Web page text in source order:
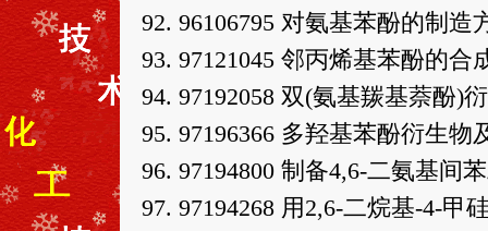
92. 96106795 对氨基苯酚的制造
93. 97121045 邻丙烯基苯酚的合
94. 97192058 双(氨基羰基萘酚)
95. 97196366 多羟基苯酚衍生
96. 97194800 制备4,6-二氨基间
97. 97194268 用2,6-二烷基-4-